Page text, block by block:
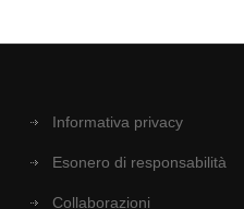
Informativa privacy
Esonero di responsabilità
Collaborazioni